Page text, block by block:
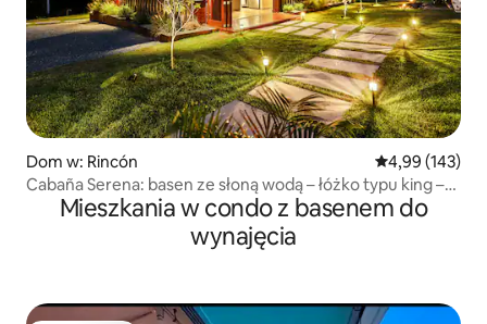
Dom w: Rincón Średnia
4,99 (143)
Cabaña Serena: basen ze słoną wodą – łóżko typu king –
w Puntas
Mieszkania w condo z basenem do
wynajęcia